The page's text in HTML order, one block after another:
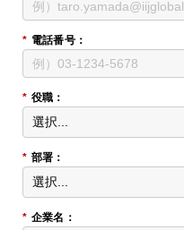
* 電話番号：
* 役職：
* 部署：
* 企業名：